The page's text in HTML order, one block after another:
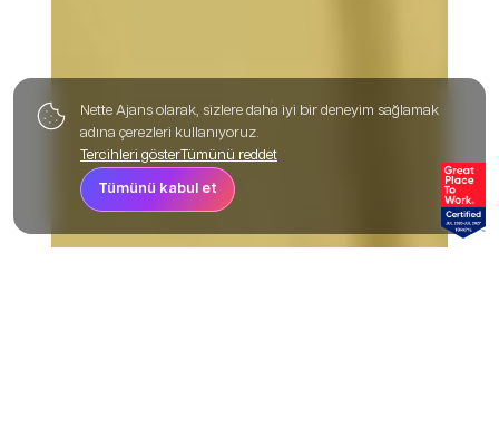
Nette Ajans olarak, sizlere daha iyi bir deneyim sağlamak
adına çerezleri kullanıyoruz.
Tercihleri gösterTümünü reddet
Tümünü kabul et